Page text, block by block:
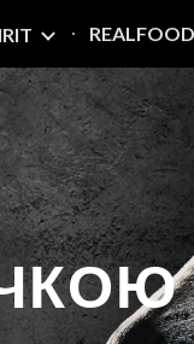
Skip to navigation